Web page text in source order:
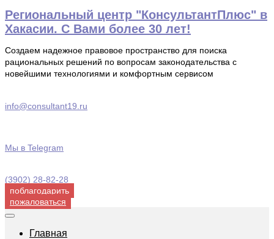
Перейти
к
содержимому
Региональный центр "КонсультантПлюс" в
Хакасии. С Вами более 30 лет!
Создаем надежное правовое пространство для поиска
рациональных решений по вопросам законодательства с
новейшими технологиями и комфортным сервисом
info@consultant19.ru
Мы в Telegram
(3902) 28-82-28
поблагодарить
пожаловаться
Главная